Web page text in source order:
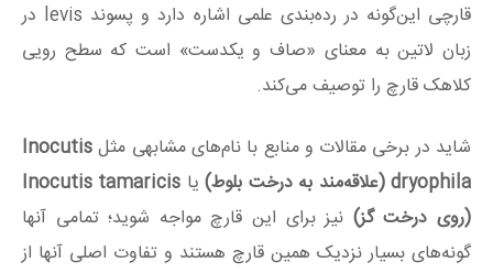
قارچی این‌گونه در رده‌بندی علمی اشاره دارد و پسوند levis در
زبان لاتین به معنای «صاف و یکدست» است که سطح رویی
کلاهک قارچ را توصیف می‌کند.
شاید در برخی مقالات و منابع با نام‌های مشابهی مثلInocutis
dryophila (علاقه‌مند به درخت بلوط)
یا Inocutis tamaricis
(روی درخت گز) نیز برای این قارچ مواجه شوید؛ تمامی آنها
گونه‌های بسیار نزدیک همین قارچ هستند و تفاوت اصلی آنها از